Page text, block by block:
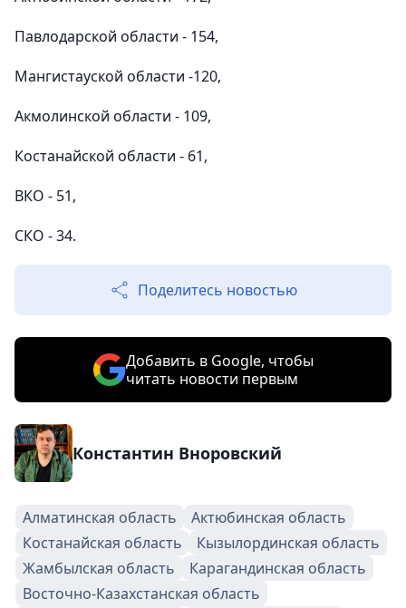
Павлодарской области - 154,
Мангистауской области -120,
Акмолинской области - 109,
Костанайской области - 61,
ВКО - 51,
СКО - 34.
Поделитесь новостью
Добавить в Google, чтобы
читать новости первым
Константин Вноровский
Алматинская область
Актюбинская область
Костанайская область
Кызылординская область
Жамбылская область
Карагандинская область
Восточно-Казахстанская область